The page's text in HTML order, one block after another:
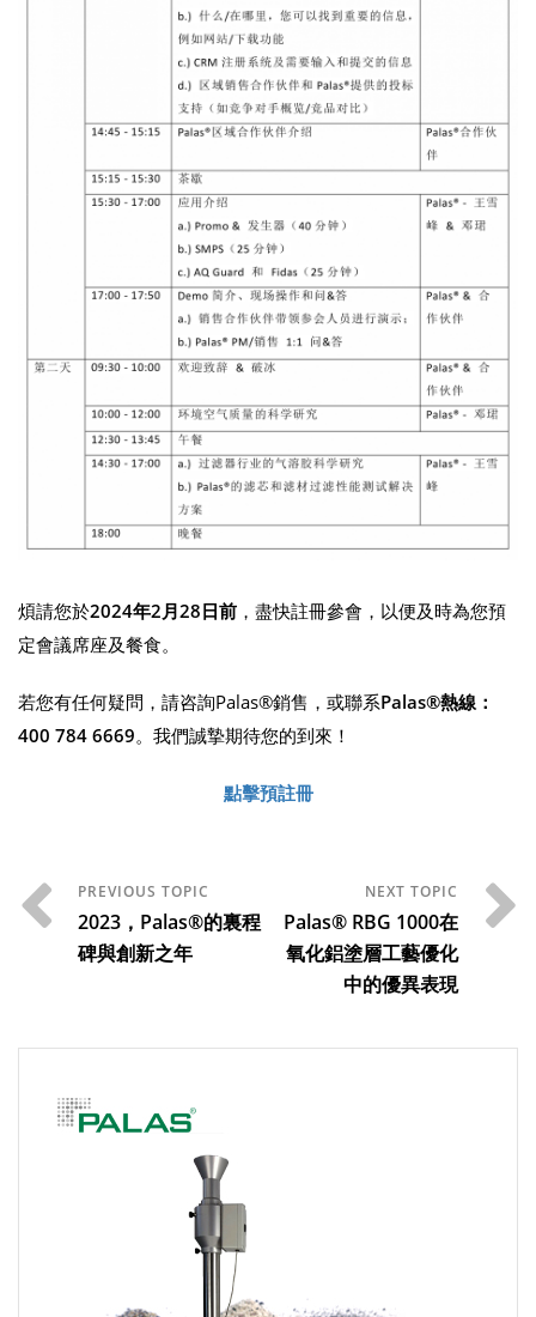
煩請您於2024年2 月28日前 ，盡快註冊參會，以便及時為您預
定會議席座及餐食。
若您有任何疑問，請咨詢Palas®銷售，或聯系Palas®熱線：
400 784 6669。我們誠摯期待您的到來！
點擊預註冊
2023，Palas®的裏程
碑與創新之年
Palas® RBG 1000在
氧化鋁塗層工藝優化
中的優異表現